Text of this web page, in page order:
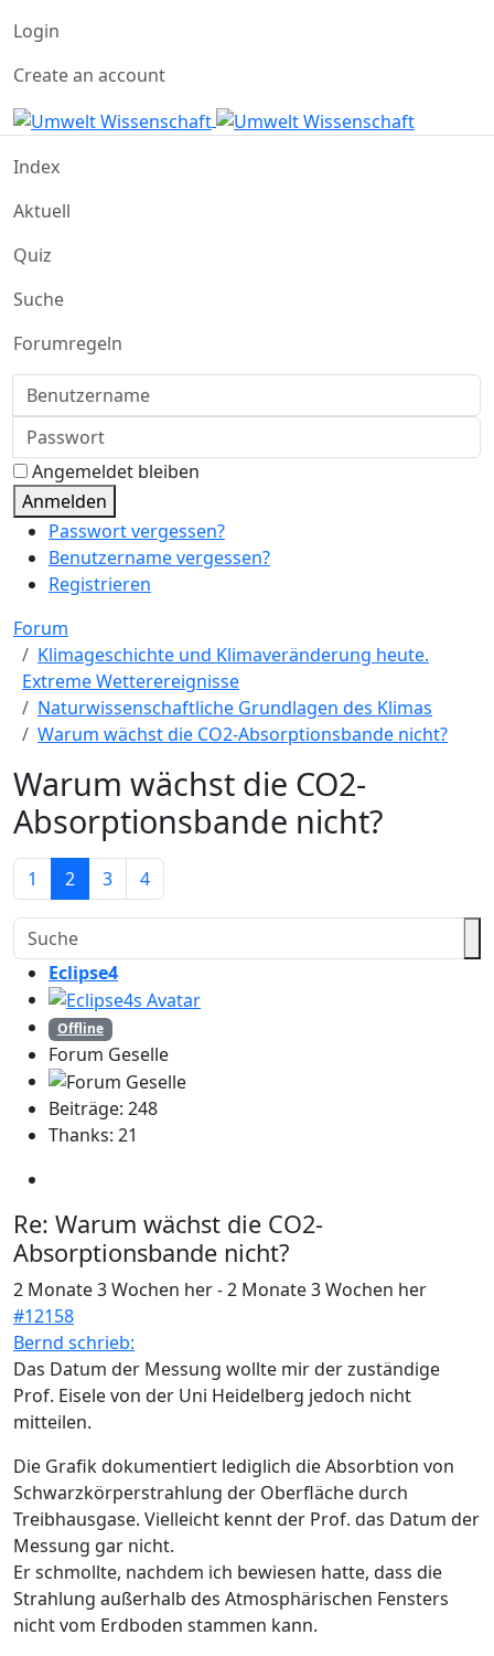
Login
Create an account
Index
Aktuell
Quiz
Suche
Forumregeln
Benutzername
Passwort
Angemeldet bleiben
Anmelden
Passwort vergessen?
Benutzername vergessen?
Registrieren
Forum
Klimageschichte und Klimaveränderung heute.
Extreme Wetterereignisse
Naturwissenschaftliche Grundlagen des Klimas
Warum wächst die CO2-Absorptionsbande nicht?
Warum wächst die CO2-
Absorptionsbande nicht?
1 2 3 4
Eclipse4
Offline
Forum Geselle
Beiträge: 248
Thanks: 21
Re: Warum wächst die CO2-
Absorptionsbande nicht?
2 Monate 3 Wochen her-2 Monate 3 Wochen her
#12158
Bernd schrieb:
Das Datum der Messung wollte mir der zuständige
Prof. Eisele von der Uni Heidelberg jedoch nicht
mitteilen.
Die Grafik dokumentiert lediglich die Absorbtion von
Schwarzkörperstrahlung der Oberfläche durch
Treibhausgase. Vielleicht kennt der Prof. das Datum der
Messung gar nicht.
Er schmollte, nachdem ich bewiesen hatte, dass die
Strahlung außerhalb des Atmosphärischen Fensters
nicht vom Erdboden stammen kann.